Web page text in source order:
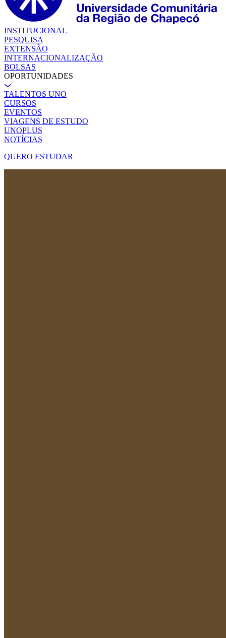
INSTITUCIONAL
PESQUISA
EXTENSÃO
INTERNACIONALIZAÇÃO
BOLSAS
OPORTUNIDADES
TALENTOS UNO
CURSOS
EVENTOS
VIAGENS DE ESTUDO
UNOPLUS
NOTÍCIAS
QUERO ESTUDAR